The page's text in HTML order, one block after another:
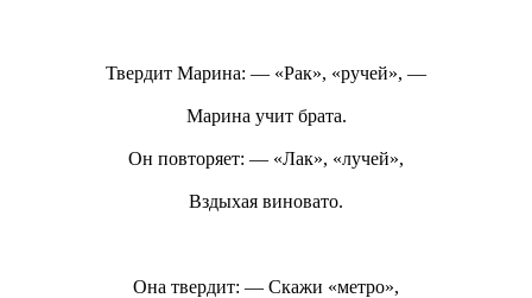
Твердит Марина: — «Рак», «ручей», —
Марина учит брата.
Он повторяет: — «Лак», «лучей»,
Вздыхая виновато.
Она твердит: — Скажи «метро»,